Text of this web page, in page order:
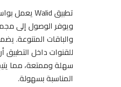
ويوفر الوصول إلى
والباقات المتنوعة.
للقنوات داخل
سهلة وممتعة، مما
المناسبة بسهولة.